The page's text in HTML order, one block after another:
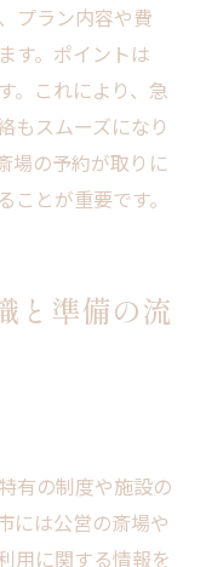
プラン内容や費
す。ポイントは
。これにより、急
もスムーズになり
場の予約が取りに
とが重要です。
と準備の流
有の制度や施設の
には公営の斎場や
用に関する情報を